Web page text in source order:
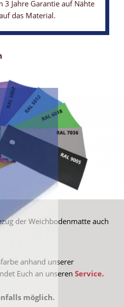
3 Jahre Garantie auf Nähte
das Material.
der Weichbodenmatte auch
anhand unserer
Euch an unserenService.
möglich.